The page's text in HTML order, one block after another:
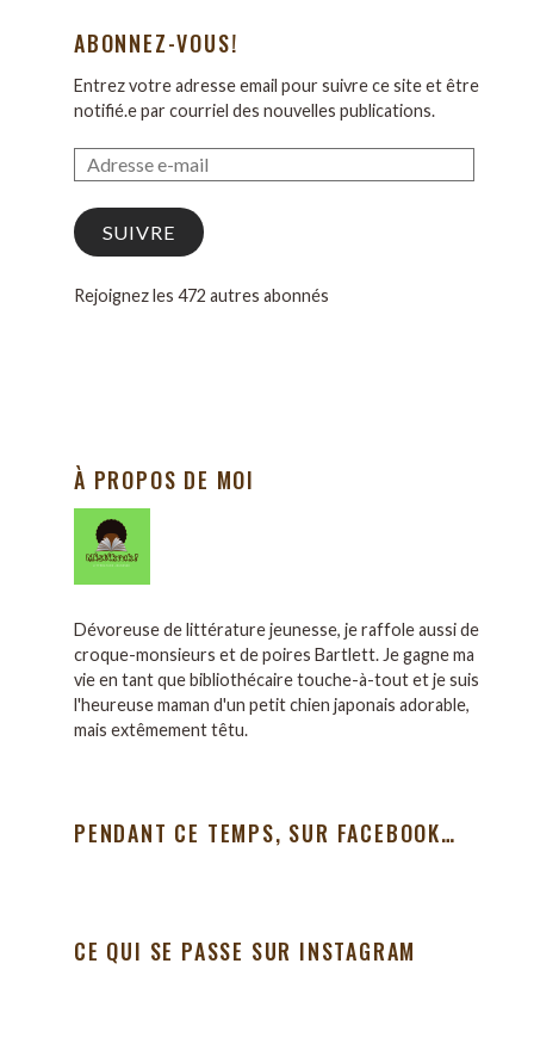
ABONNEZ-VOUS!
Entrez votre adresse email pour suivre ce site et être
notifié.e par courriel des nouvelles publications.
SUIVRE
Rejoignez les 472 autres abonnés
À PROPOS DE MOI
Dévoreuse de littérature jeunesse, je raffole aussi de
croque-monsieurs et de poires Bartlett. Je gagne ma
vie en tant que bibliothécaire touche-à-tout et je suis
l'heureuse maman d'un petit chien japonais adorable,
mais extêmement têtu.
PENDANT CE TEMPS, SUR FACEBOOK…
CE QUI SE PASSE SUR INSTAGRAM